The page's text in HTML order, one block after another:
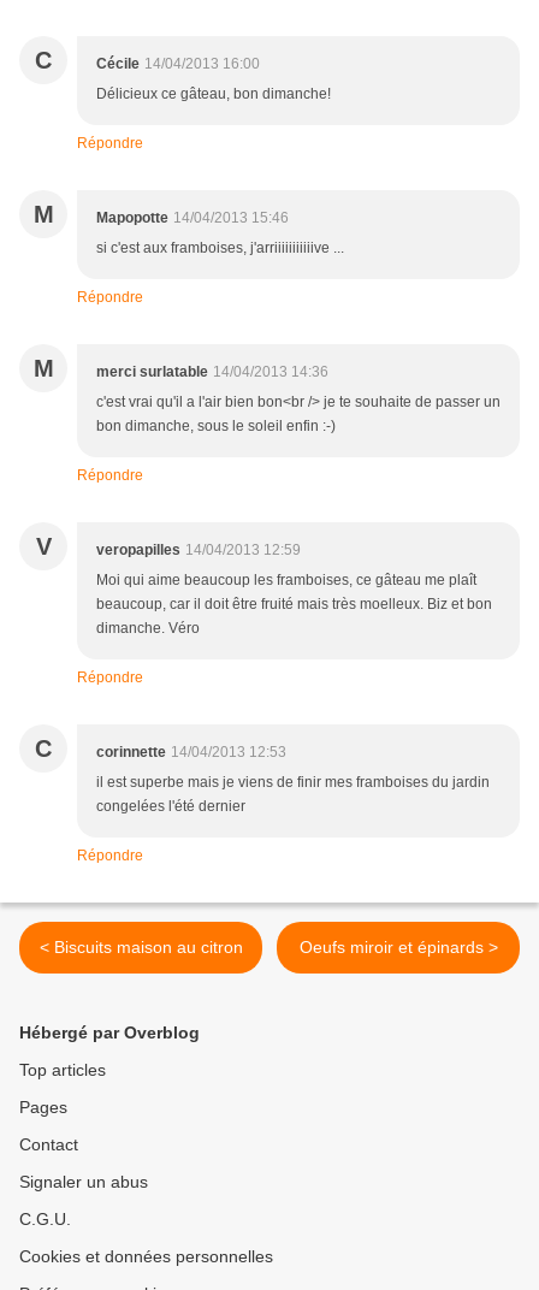
C Cécile 14/04/2013 16:00
Délicieux ce gâteau, bon dimanche!
Répondre
M Mapopotte 14/04/2013 15:46
si c'est aux framboises, j'arriiiiiiiiiiive ...
Répondre
M merci surlatable 14/04/2013 14:36
c'est vrai qu'il a l'air bien bon<br /> je te souhaite de passer un
bon dimanche, sous le soleil enfin :-)
Répondre
V veropapilles 14/04/2013 12:59
Moi qui aime beaucoup les framboises, ce gâteau me plaît
beaucoup, car il doit être fruité mais très moelleux. Biz et bon
dimanche. Véro
Répondre
C corinnette 14/04/2013 12:53
il est superbe mais je viens de finir mes framboises du jardin
congelées l'été dernier
Répondre
< Biscuits maison au citron Oeufs miroir et épinards >
Hébergé par Overblog
Top articles
Pages
Contact
Signaler un abus
C.G.U.
Cookies et données personnelles